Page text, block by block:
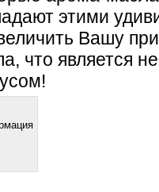
этими
Вашу
что является